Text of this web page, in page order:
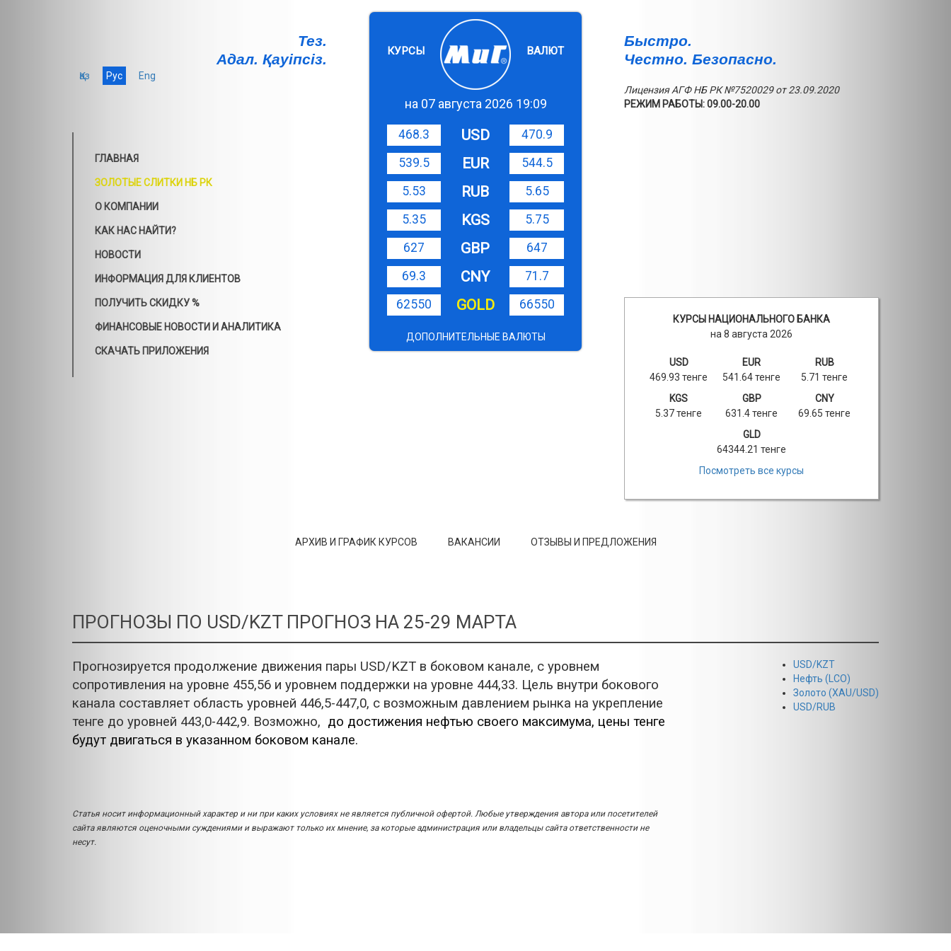
Тез.
Адал. Қауiпсiз.
Быстро.
Честно. Безопасно.
КУРСЫ ВАЛЮТ
на 07 августа 2026 19:09
468.3 USD
470.9
539.5
EUR
544.5
5.53
RUB
5.65
5.35
KGS
5.75
627
GBP
647
69.3
CNY
71.7
62550
GOLD 66550
ДОПОЛНИТЕЛЬНЫЕ ВАЛЮТЫ
Лицензия АГФ НБ РК №7520029 от 23.09.2020
РЕЖИМ РАБОТЫ: 09.00-20.00
КУРСЫ НАЦИОНАЛЬНОГО БАНКА
на 8 августа 2026
USD
469.93 тенге
EUR
541.64 тенге
RUB
5.71 тенге
KGS
5.37 тенге
GBP
631.4 тенге
CNY
69.65 тенге
GLD
64344.21 тенге
Посмотреть все курсы
Қаз Рус Eng
ГЛАВНАЯ
ЗОЛОТЫЕ СЛИТКИ НБ РК
О КОМПАНИИ
КАК НАС НАЙТИ?
НОВОСТИ
ИНФОРМАЦИЯ ДЛЯ КЛИЕНТОВ
ПОЛУЧИТЬ СКИДКУ %
ФИНАНСОВЫЕ НОВОСТИ И АНАЛИТИКА
СКАЧАТЬ ПРИЛОЖЕНИЯ
АРХИВ И ГРАФИК КУРСОВ ВАКАНСИИ ОТЗЫВЫ И ПРЕДЛОЖЕНИЯ
ПРОГНОЗЫ ПО USD/KZT ПРОГНОЗ НА 25-29 МАРТА
Прогнозируется продолжение движения пары USD/KZT в боковом канале, с уровнем
сопротивления на уровне 455,56 и уровнем поддержки на уровне 444,33. Цель внутри бокового
канала составляет область уровней 446,5-447,0, с возможным давлением рынка на укрепление
тенге до уровней 443,0-442,9. Возможно, до достижения нефтью своего максимума, цены тенге
будут двигаться в указанном боковом канале.
Статья носит информационный характер и ни при каких условиях не является публичной офертой. Любые утверждения автора или посетителей
сайта являются оценочными суждениями и выражают только их мнение, за которые администрация или владельцы сайта ответственности не
несут.
USD/KZT
Нефть (LCO)
Золото (XAU/USD)
USD/RUB